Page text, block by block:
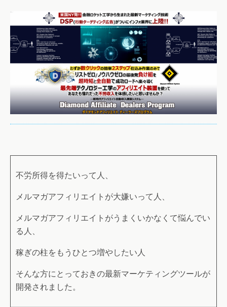
不労所得を得たいって人、
メルマガアフィリエイトが大嫌いって人、
メルマガアフィリエイトがうまくいかなくて悩んでい
る人、
稼ぎの柱をもうひとつ増やしたい人
そんな方にとっておきの最新マーケティングツールが
開発されました。